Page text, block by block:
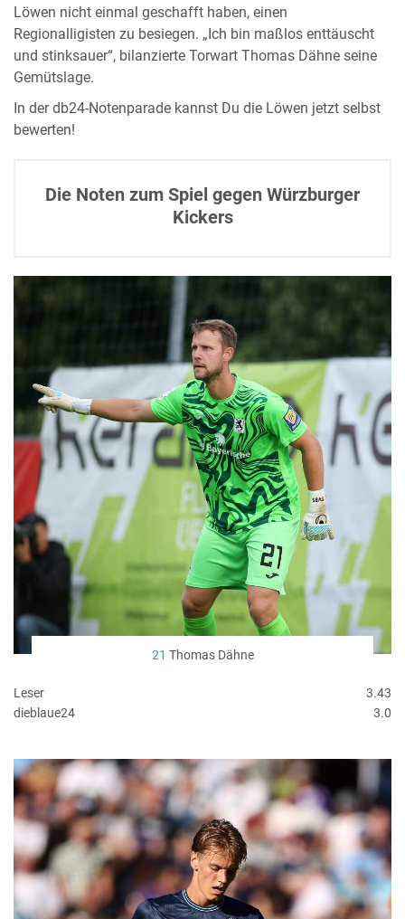
Löwen nicht einmal geschafft haben, einen
Regionalligisten zu besiegen. „Ich bin maßlos enttäuscht
und stinksauer“, bilanzierte Torwart Thomas Dähne seine
Gemütslage.
In der db24-Notenparade kannst Du die Löwen jetzt selbst
bewerten!
Die Noten zum Spiel gegen Würzburger
Kickers
21 Thomas Dähne
Leser
3.43
dieblaue24
3.0